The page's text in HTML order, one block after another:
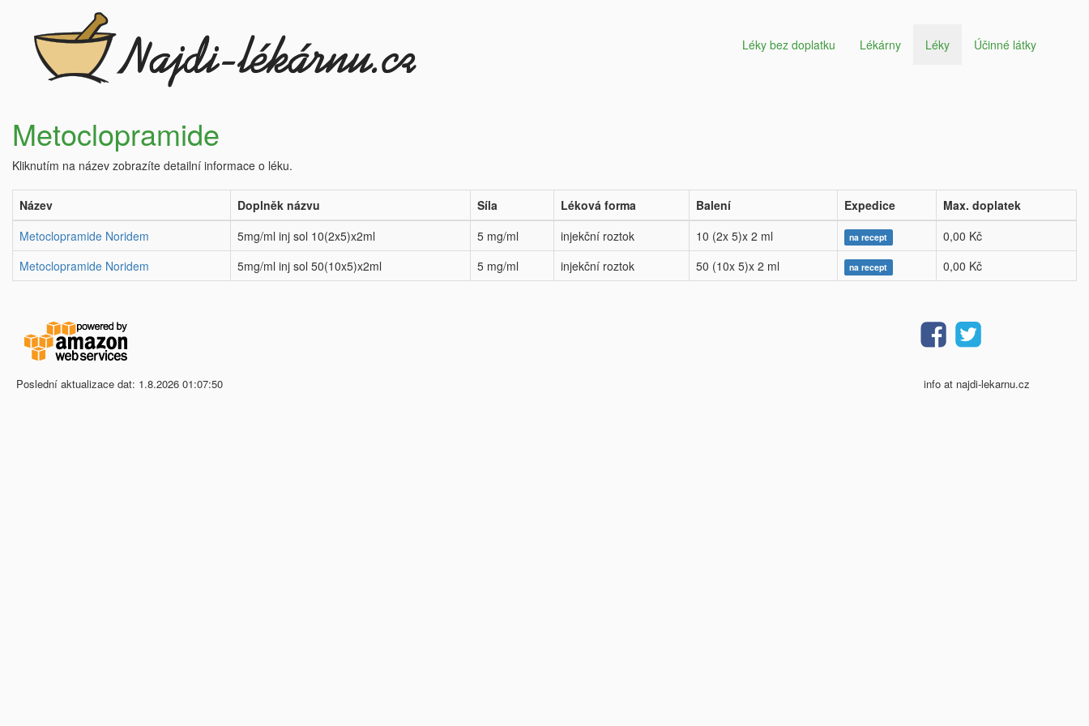
Léky bez doplatku Lékárny Léky Účinné látky
Metoclopramide
Kliknutím na název zobrazíte detailní informace o léku.
Název Doplněk názvu Síla Léková forma Balení Expedice
Max. doplatek
Metoclopramide Noridem
5mg/ml inj sol 10(2x5)x2ml 5 mg/ml injekční roztok 10 (2x 5)x 2 ml na recept
0,00 Kč
Metoclopramide Noridem
5mg/ml inj sol 50(10x5)x2ml 5 mg/ml injekční roztok 50 (10x 5)x 2 ml na recept 0,00 Kč
Poslední aktualizace dat: 1.8.2026 01:07:50 info at najdi-lekarnu.cz